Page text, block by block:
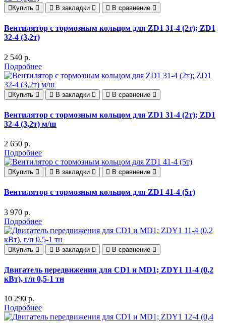
Купить В закладки В сравнение
Вентилятор с тормозным кольцом для ZD1 31-4 (2т); ZD1
32-4 (3,2т)
2 540 р.
Подробнее
Купить В закладки В сравнение
Вентилятор с тормозным кольцом для ZD1 31-4 (2т); ZD1
32-4 (3,2т) м/ш
2 650 р.
Подробнее
Купить В закладки В сравнение
Вентилятор с тормозным кольцом для ZD1 41-4 (5т)
3 970 р.
Подробнее
Купить В закладки В сравнение
Двигатель передвижения для CD1 и MD1; ZDY1 11-4 (0,2
кВт), г/п 0,5-1 тн
10 290 р.
Подробнее